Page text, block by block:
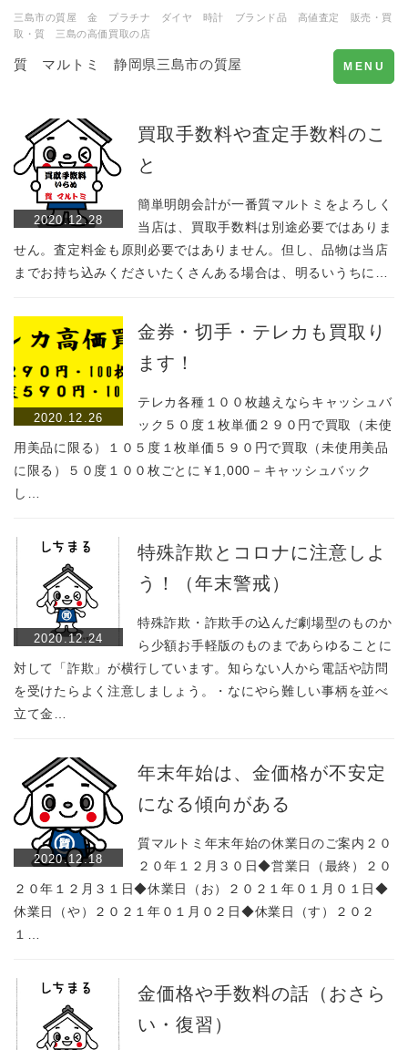
三島市の質屋 金 プラチナ ダイヤ 時計 ブランド品 高値査定 販売・買
取・質 三島の高価買取の店
質 マルトミ 静岡県三島市の質屋
Toggle
navigation
MENU
2020.12.28
買取手数料や査定手数料のこ
と
簡単明朗会計が一番質マルトミをよろしく
当店は、買取手数料は別途必要ではありま
せん。査定料金も原則必要ではありません。但し、品物は当店
までお持ち込みくださいたくさんある場合は、明るいうちに…
2020.12.26
金券・切手・テレカも買取り
ます！
テレカ各種１００枚越えならキャッシュバ
ック５０度１枚単価２９０円で買取（未使
用美品に限る）１０５度１枚単価５９０円で買取（未使用美品
に限る）５０度１００枚ごとに￥1,000－キャッシュバック
し…
2020.12.24
特殊詐欺とコロナに注意しよ
う！（年末警戒）
特殊詐欺・詐欺手の込んだ劇場型のものか
ら少額お手軽版のものまであらゆることに
対して「詐欺」が横行しています。知らない人から電話や訪問
を受けたらよく注意しましょう。・なにやら難しい事柄を並べ
立て金…
2020.12.18
年末年始は、金価格が不安定
になる傾向がある
質マルトミ年末年始の休業日のご案内２０
２０年１２月３０日◆営業日（最終）２０
２０年１２月３１日◆休業日（お）２０２１年０１月０１日◆
休業日（や）２０２１年０１月０２日◆休業日（す）２０２
１…
金価格や手数料の話（おさら
い・復習）